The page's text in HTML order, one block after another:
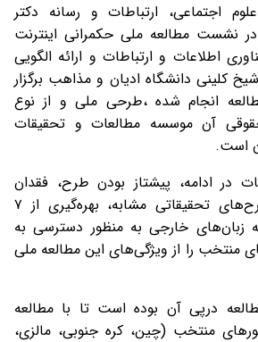
اجتماعی، ارتباطات و رسانه دکتر
نشست مطالعه ملی حکمرانی اینترنت
اطلاعات و ارتباطات و ارائه الگویی
شیخ کلینی دانشگاه ادیان و مذاهب برگزار
انجام شده ،طرحی ملی و از نوع
آن موسسه مطالعات و تحقیقات
است.
در ادامه، پیشتاز بودن طرح، فقدان
مطالعه تطبیقی و طرح‌های تحقیقاتی مشابه، بهره‌گیری از ۷
زبان‌های خارجی به منظور دسترسی به
منتخب را از ویژگی‌های این مطالعه ملی
درپی آن بوده است تا با مطالعه
منتخب (چین، کره جنوبی، مالزی،